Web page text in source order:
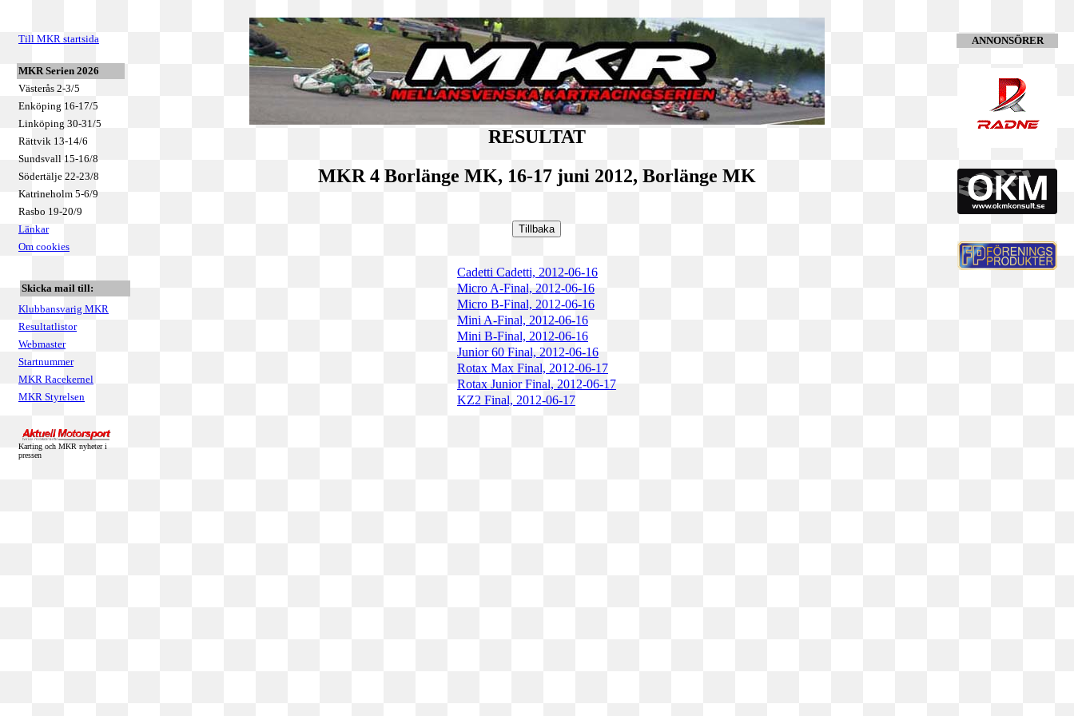
Till MKR startsida
MKR Serien 2026
Västerås 2-3/5
Enköping 16-17/5
Linköping 30-31/5
Rättvik 13-14/6
Sundsvall 15-16/8
Södertälje 22-23/8
Katrineholm 5-6/9
Rasbo 19-20/9
Länkar
Om cookies
Skicka mail till:
Klubbansvarig MKR
Resultatlistor
Webmaster
Startnummer
MKR Racekernel
MKR Styrelsen
Karting och MKR nyheter i
pressen
RESULTAT
MKR 4 Borlänge MK, 16-17 juni 2012, Borlänge MK
Cadetti Cadetti, 2012-06-16
Micro A-Final, 2012-06-16
Micro B-Final, 2012-06-16
Mini A-Final, 2012-06-16
Mini B-Final, 2012-06-16
Junior 60 Final, 2012-06-16
Rotax Max Final, 2012-06-17
Rotax Junior Final, 2012-06-17
KZ2 Final, 2012-06-17
ANNONSÖRER